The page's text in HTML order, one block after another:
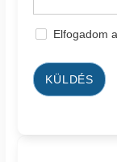
Elfogadom
KÜLDÉS